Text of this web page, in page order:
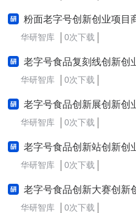
粉面老字号创新创业项目
华研智库 0次下载
老字号食品复刻线创新创
华研智库 0次下载
老字号食品创新展创新创
华研智库 0次下载
老字号食品创新站创新创
华研智库 0次下载
老字号食品创新大赛创新
华研智库 0次下载